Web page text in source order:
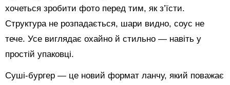
хочеться зробити фото перед тим, як з’їсти.
Структура не розпадається, шари видно, соус не
тече. Усе виглядає охайно й стильно — навіть у
простій упаковці.
Суші-бургер — це новий формат ланчу, який поважає